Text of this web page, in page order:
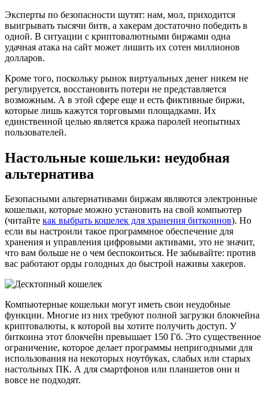
Эксперты по безопасности шутят: нам, мол, приходится
выигрывать тысячи битв, а хакерам достаточно победить в
одной. В ситуации с криптовалютными биржами одна
удачная атака на сайт может лишить их сотен миллионов
долларов.
Кроме того, поскольку рынок виртуальных денег никем не
регулируется, восстановить потери не представляется
возможным. А в этой сфере еще и есть фиктивные биржи,
которые лишь кажутся торговыми площадками. Их
единственной целью является кража паролей неопытных
пользователей.
Настольные кошельки: неудобная
альтернатива
Безопасными альтернативами биржам являются электронные
кошельки, которые можно установить на свой компьютер
(читайте как выбрать кошелек для хранения биткоинов). Но
если вы настроили такое программное обеспечение для
хранения и управления цифровыми активами, это не значит,
что вам больше не о чем беспокоиться. Не забывайте: против
вас работают орды голодных до быстрой наживы хакеров.
Компьютерные кошельки могут иметь свои неудобные
функции. Многие из них требуют полной загрузки блокчейна
криптовалюты, к которой вы хотите получить доступ. У
биткоина этот блокчейн превышает 150 Гб. Это существенное
ограничение, которое делает программы непригодными для
использования на некоторых ноутбуках, слабых или старых
настольных ПК. А для смартфонов или планшетов они и
вовсе не подходят.